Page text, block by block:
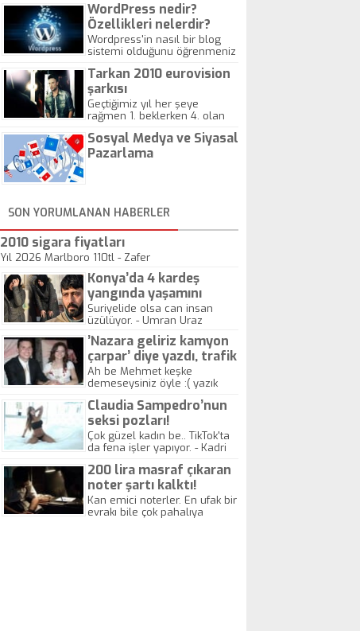
WordPress nedir?
Özellikleri nelerdir?
Wordpress'in nasıl bir blog
sistemi olduğunu öğrenmeniz
Tarkan 2010 eurovision
şarkısı
Geçtiğimiz yıl her şeye
rağmen 1. beklerken 4. olan
gösterisinin bu yarışmada
önemli olmadığını anlamıştır.
Sosyal Medya ve Siyasal
Pazarlama
SON YORUMLANAN HABERLER
2010 sigara fiyatları
Yıl 2026 Marlboro 110tl - Zafer
Konya’da 4 kardeş
yangında yaşamını
yitirdi
Suriyelide olsa can insan
üzülüyor. - Umran Uraz
’Nazara geliriz kamyon
çarpar’ diye yazdı, trafik
kazasında öldü!
Ah be Mehmet keşke
demeseysiniz öyle :( yazık
Claudia Sampedro’nun
seksi pozları!
Çok güzel kadın be.. TikTok'ta
da fena işler yapıyor. - Kadri
200 lira masraf çıkaran
noter şartı kalktı!
Kan emici noterler. En ufak bir
evrakı bile çok pahalıya